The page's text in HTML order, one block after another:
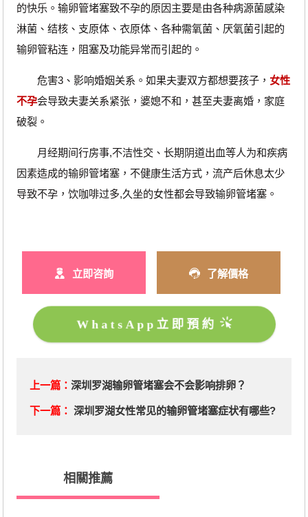
的快乐。输卵管堵塞致不孕的原因主要是由各种病源菌感染
淋菌、结核、支原体、衣原体、各种需氧菌、厌氧菌引起的
输卵管粘连，阻塞及功能异常而引起的。
危害3、影响婚姻关系。如果夫妻双方都想要孩子， 女性
不孕会导致夫妻关系紧张，婆媳不和，甚至夫妻离婚，家庭
破裂。
月经期间行房事,不洁性交、长期阴道出血等人为和疾病
因素造成的输卵管堵塞，不健康生活方式，流产后休息太少
导致不孕，饮咖啡过多,久坐的女性都会导致输卵管堵塞。
立即咨詢 了解價格
WhatsApp立即預約
上一篇： 深圳罗湖输卵管堵塞会不会影响排卵？
下一篇： 深圳罗湖女性常见的输卵管堵塞症状有哪些?
相關推薦